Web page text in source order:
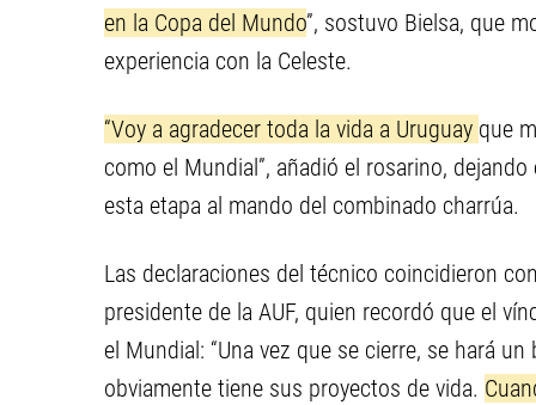
en la Copa del Mundo”, sostuvo Bielsa, que
experiencia con la Celeste.
“Voy a agradecer toda la vida a Uruguay que
como el Mundial”, añadió el rosarino,
esta etapa al mando del combinado charrúa.
Las declaraciones del técnico coincidieron
presidente de la AUF, quien recordó que el
el Mundial: “Una vez que se cierre, se hará
obviamente tiene sus proyectos de vida.